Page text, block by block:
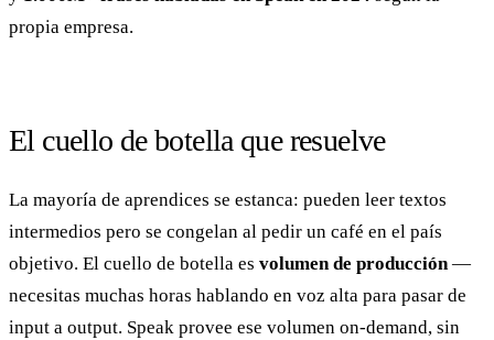
propia empresa.
El cuello de botella que resuelve
La mayoría de aprendices se estanca: pueden leer textos
intermedios pero se congelan al pedir un café en el país
objetivo. El cuello de botella es volumen de producción—
necesitas muchas horas hablando en voz alta para pasar de
input a output. Speak provee ese volumen on-demand, sin